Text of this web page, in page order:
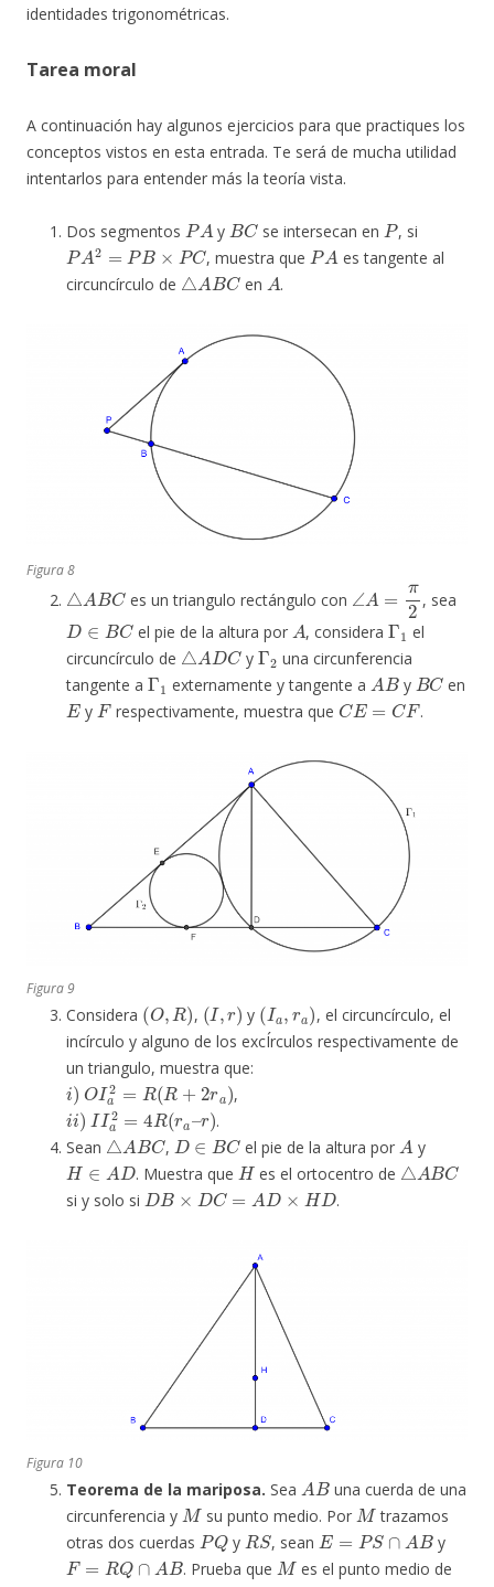
identidades trigonométricas.
Tarea moral
A continuación hay algunos ejercicios para que practiques los
conceptos vistos en esta entrada. Te será de mucha utilidad
intentarlos para entender más la teoría vista.
Dos segmentos
PA
y
BC
se intersecan en
P
, si
PA2=PB×PC
, muestra que
PA
es tangente al
circuncírculo de
△ABC
en
A
.
Figura 8
△ ABC
es un triangulo rectángulo con
∠ A 2
, sea
D C
el pie de la altura por
A
, considera
Γ1
el
circuncírculo de
△ADC
y
Γ2
una circunferencia
tangente a
Γ1
externamente y tangente a
AB
y
BC
en
E
y
F
respectivamente, muestra que
CE=CF
.
Figura 9
Considera
(O R)
,
(I,r
y
(Ia )
, el circuncírculo, el
incírculo y alguno de los excÍrculos respectivamente de
un triangulo, muestra que:
i) OIa2=R(R+2ra)
,
ii) IIa2 4R(ra – )
.
Sean
△ ABC
,
D∈BC
el pie de la altura por
A
y
H∈AD
. Muestra que
H
es el ortocentro de
△ABC
si y solo si
DB×DC=AD× HD
.
Figura 10
Teorema de la mariposa. Sea
A B
una cuerda de una
circunferencia y
M
su punto medio. Por
M
trazamos
otras dos cuerdas
PQ
y
RS
, sean
E=P S∩AB
y
F=RQ∩A B
. Prueba que
M
es el punto medio de